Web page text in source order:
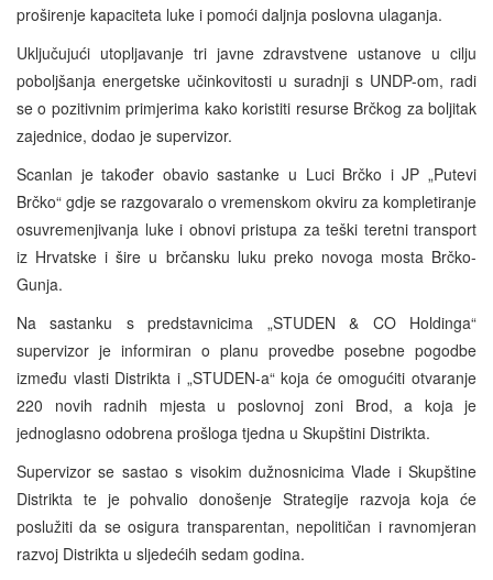
proširenje kapaciteta luke i pomoći daljnja poslovna ulaganja.
Uključujući utopljavanje tri javne zdravstvene ustanove u cilju
poboljšanja energetske učinkovitosti u suradnji s UNDP-om, radi
se o pozitivnim primjerima kako koristiti resurse Brčkog za boljitak
zajednice, dodao je supervizor.
Scanlan je također obavio sastanke u Luci Brčko i JP „Putevi
Brčko“ gdje se razgovaralo o vremenskom okviru za kompletiranje
osuvremenjivanja luke i obnovi pristupa za teški teretni transport
iz Hrvatske i šire u brčansku luku preko novoga mosta Brčko-
Gunja.
Na sastanku s predstavnicima „STUDEN & CO Holdinga“
supervizor je informiran o planu provedbe posebne pogodbe
između vlasti Distrikta i „STUDEN-a“ koja će omogućiti otvaranje
220 novih radnih mjesta u poslovnoj zoni Brod, a koja je
jednoglasno odobrena prošloga tjedna u Skupštini Distrikta.
Supervizor se sastao s visokim dužnosnicima Vlade i Skupštine
Distrikta te je pohvalio donošenje Strategije razvoja koja će
poslužiti da se osigura transparentan, nepolitičan i ravnomjeran
razvoj Distrikta u sljedećih sedam godina.